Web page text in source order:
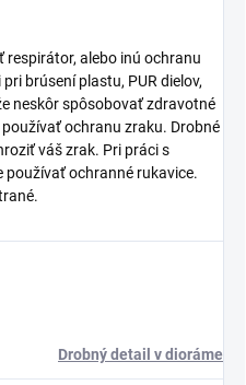
alebo inú ochranu
brúsení plastu, PUR dielov,
neskôr spôsobovať zdravotné
ochranu zraku. Drobné
váš zrak. Pri práci s
ochranné rukavice.
Drobný detail v dioráme